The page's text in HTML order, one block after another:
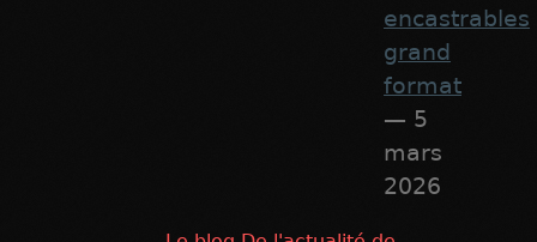
encastrables
grand
format
— 5
mars
2026